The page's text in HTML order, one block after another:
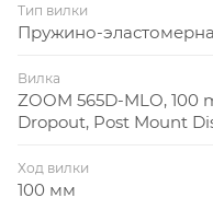
Тип вилки
Пружино-
Вилка
ZOOM 565D-MLO, 100
Dropout, Post Mount
Ход вилки
100 мм